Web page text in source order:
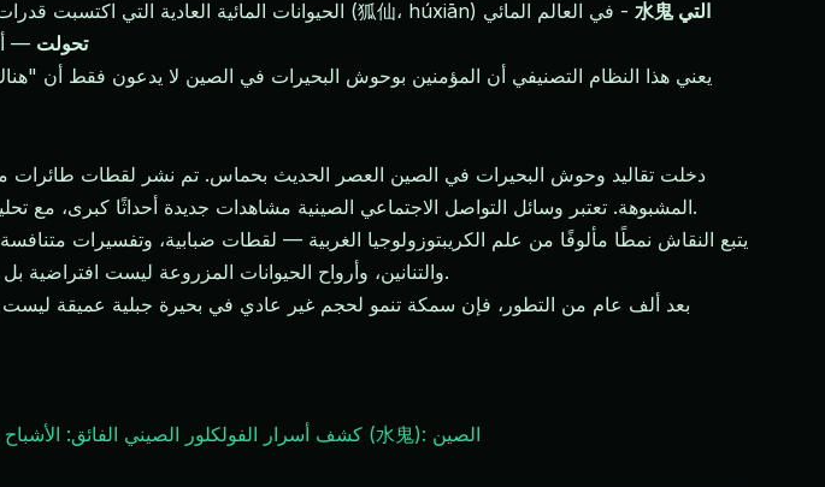
الحيوانات المائية العادية التي اكتسبت قدرات خارقة عبر قرون من الامتصاص — مثل الأسماك الكبيرة، والسلاحف، أو نظائر روح الثعلب (狐仙، húxiān) في العالم المائي - 水鬼 التي
تحولت —
يعني هذا النظام التصنيفي أن المؤمنين بوحوش البحيرات في الصين لا يدعون فقط أن
دخلت تقاليد وحوش البحيرات في الصين العصر الحديث بحماس. تم نشر لقطات طائرات
المشبوهة. تعتبر وسائل التواصل الاجتماعي الصينية مشاهدات جديدة أحداثًا كبرى، مع تحليل الفيديو، وتعليقات الخبراء، ونقاشات حماسية بين المشككين العلميين والمؤمنين الخارقيين.
يتبع النقاش نمطًا مألوفًا من علم الكريبتوزولوجيا الغربية — لقطات ضبابية، وتفسيرات
الكريبتيدات: دمج مشاهدات الوحوش ضمن نظام إيمان خارق نشط وحيوي حيث 鬼، والتنانين، وأرواح الحيوانات المزروعة ليست افتراضية بل متوقعة.
كشف أسرار الفولكلور الصيني الفائق: شبح الغرق (水鬼): الصين